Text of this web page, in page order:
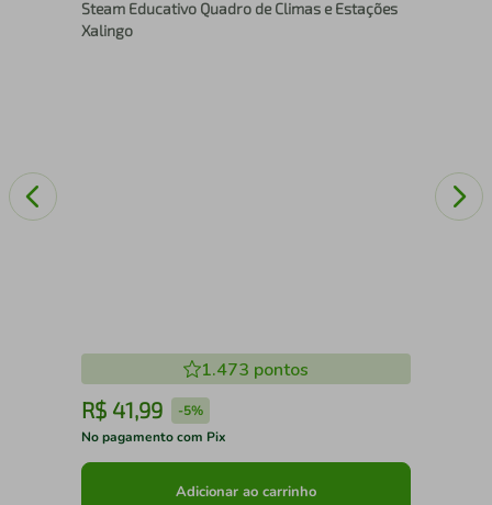
Steam Educativo Quadro de Climas e Estações
Xalingo
1.473 pontos
R$ 41,99 -5%
No pagamento com Pix
Adicionar ao carrinho